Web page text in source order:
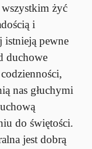
wszystkim żyć
i
istnieją pewne
duchowe
nas głuchymi
do świętości.
jest dobrą